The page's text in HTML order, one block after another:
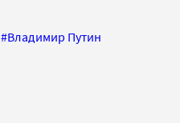
#Владимир Путин